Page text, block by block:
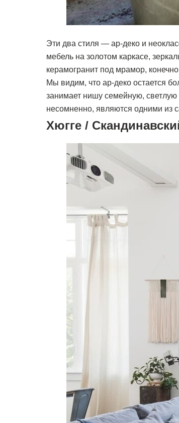
Эти два стиля — ар-деко и
мебель на золотом каркасе,
керамогранит под мрамор,
Мы видим, что ар-деко остается
занимает нишу семейную,
несомненно, являются одними из
Хюгге /